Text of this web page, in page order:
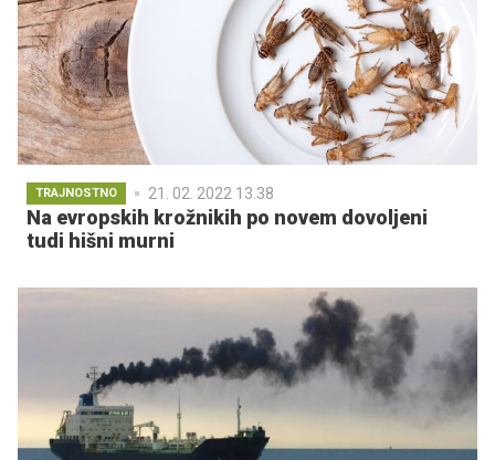
TRAJNOSTNO 21. 02. 2022 13.38
Na evropskih krožnikih po novem dovoljeni
tudi hišni murni